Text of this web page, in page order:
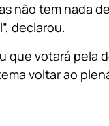
não tem nada de
declarou.
que votará pela
voltar ao